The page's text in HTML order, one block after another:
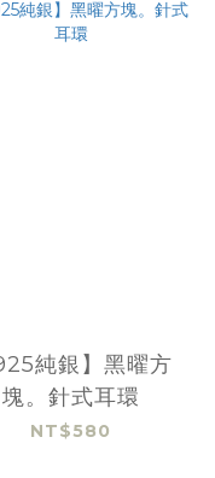
純銀】黑曜方
塊。針式耳環
NT$580